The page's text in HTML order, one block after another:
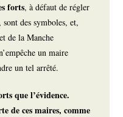
forts, à défaut de régler
des symboles, et,
de la Manche
un maire
un tel arrêté.
que l’évidence.
de ces maires, comme